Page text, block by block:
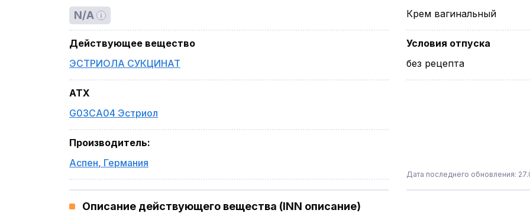
N/A
Действующее вещество
ЭСТРИОЛА СУКЦИНАТ
ATX
G03CA04 Эстриол
Производитель:
Аспен, Германия
Крем вагинальный
Условия отпуска
без рецепта
Дата последнего обновления:
Описание действующего вещества (INN описание)